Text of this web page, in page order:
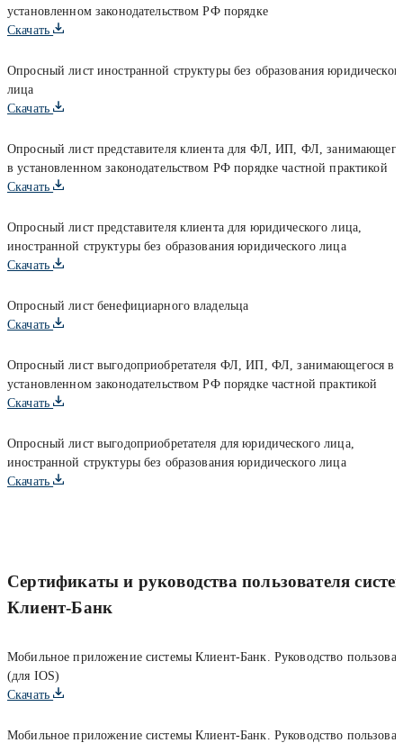
установленном законодательством РФ порядке
Скачать
Опросный лист иностранной структуры без образования
лица
Скачать
Опросный лист представителя клиента для ФЛ, ИП, ФЛ,
в установленном законодательством РФ порядке частной практикой
Скачать
Опросный лист представителя клиента для юридического лица,
иностранной структуры без образования юридического лица
Скачать
Опросный лист бенефициарного владельца
Скачать
Опросный лист выгодоприобретателя ФЛ, ИП, ФЛ, занимающегося в
установленном законодательством РФ порядке частной практикой
Скачать
Опросный лист выгодоприобретателя для юридического лица,
иностранной структуры без образования юридического лица
Скачать
Сертификаты и руководства пользователя
Клиент-Банк
Мобильное приложение системы Клиент-Банк. Руководство
(для IOS)
Скачать
Мобильное приложение системы Клиент-Банк. Руководство